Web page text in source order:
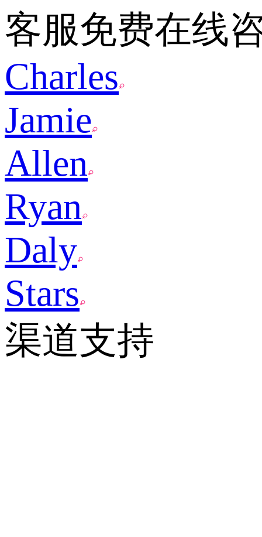
客服免费在线
Charles
Jamie
Allen
Ryan
Daly
Stars
渠道支持